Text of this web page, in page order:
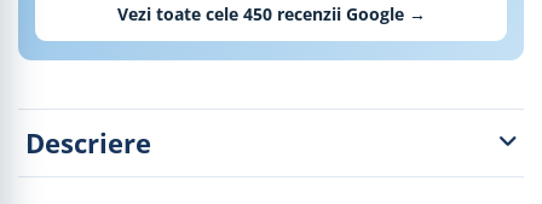
Vezi toate cele 450recenzii Google →
Descriere